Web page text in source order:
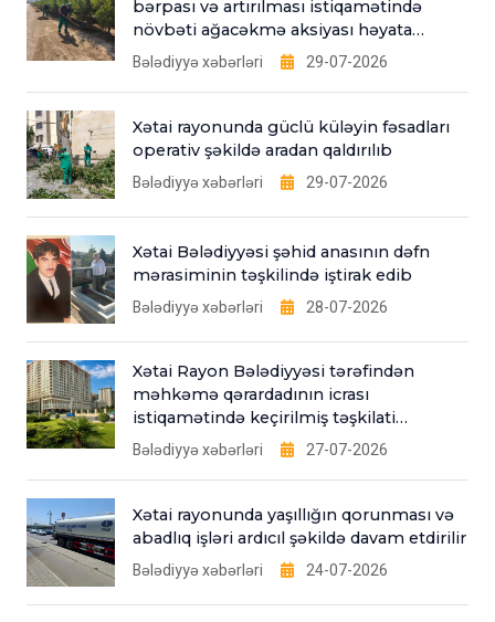
bərpası və artırılması istiqamətində
növbəti ağacəkmə aksiyası həyata
keçirib
Bələdiyyə xəbərləri 29-07-2026
Xətai rayonunda güclü küləyin fəsadları
operativ şəkildə aradan qaldırılıb
Bələdiyyə xəbərləri 29-07-2026
Xətai Bələdiyyəsi şəhid anasının dəfn
mərasiminin təşkilində iştirak edib
Bələdiyyə xəbərləri 28-07-2026
Xətai Rayon Bələdiyyəsi tərəfindən
məhkəmə qərardadının icrası
istiqamətində keçirilmiş təşkilati
tədbirlər
Bələdiyyə xəbərləri 27-07-2026
Xətai rayonunda yaşıllığın qorunması və
abadlıq işləri ardıcıl şəkildə davam etdirilir
Bələdiyyə xəbərləri 24-07-2026